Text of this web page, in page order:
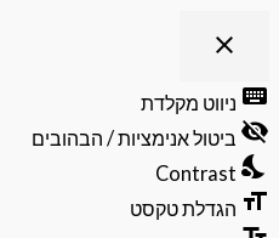
close
וסגירה
של
תפריט
הנגישות
ניווט מקלדת
ביטול אנימציות / הבהובים
Contrast
הגדלת טקסט